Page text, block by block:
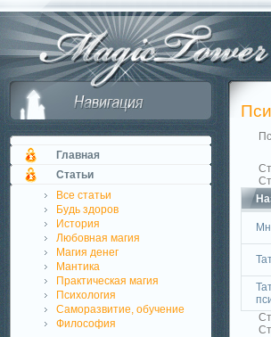
Главная
Статьи
Все статьи
Будь здоров
История
Любовная магия
Магия денег
Мантика
Практическая магия
Психология
Саморазвитие, обучение
Философия